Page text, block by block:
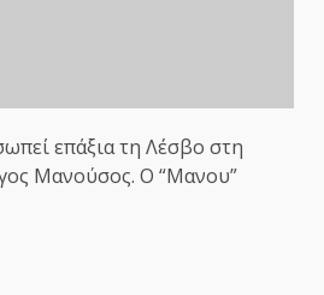
επάξια τη Λέσβο στη
Μανούσος. Ο “Μανου”